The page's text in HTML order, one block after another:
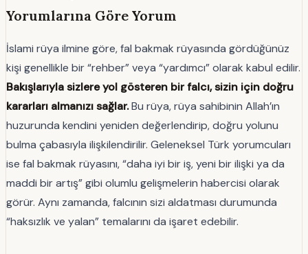
Yorumlarına Göre Yorum
İslami rüya ilmine göre, fal bakmak rüyasında gördüğünüz
kişi genellikle bir “rehber” veya “yardımcı” olarak kabul edilir.
Bakışlarıyla sizlere yol gösteren bir falcı, sizin için doğru
kararları almanızı sağlar.Bu rüya, rüya sahibinin Allah’ın
huzurunda kendini yeniden değerlendirip, doğru yolunu
bulma çabasıyla ilişkilendirilir. Geleneksel Türk yorumcuları
ise fal bakmak rüyasını, “daha iyi bir iş, yeni bir ilişki ya da
maddi bir artış” gibi olumlu gelişmelerin habercisi olarak
görür. Aynı zamanda, falcının sizi aldatması durumunda
“haksızlık ve yalan” temalarını da işaret edebilir.